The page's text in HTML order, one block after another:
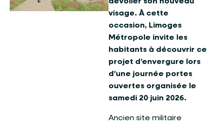
visage. À cette
occasion, Limoges
Métropole invite les
habitants à découvrir ce
projet d’envergure lors
d’une journée portes
ouvertes organisée le
samedi 20 juin 2026.
Ancien site militaire